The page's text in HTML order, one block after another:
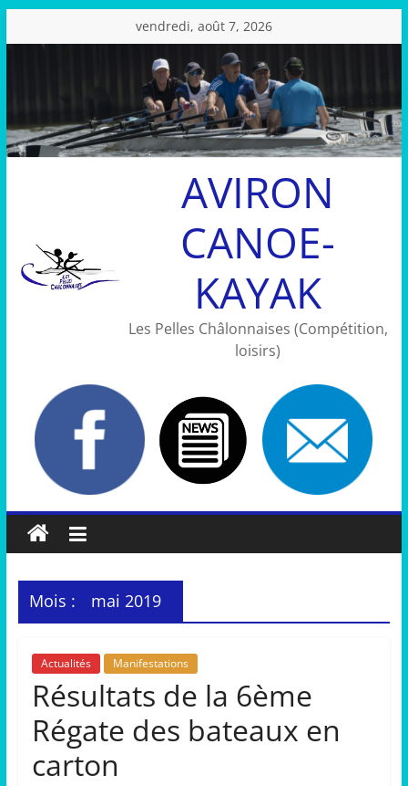
au
vendredi, août 7, 2026
AVIRON
CANOE-
KAYAK
Les Pelles Châlonnaises (Compétition,
loisirs)
Mois : mai 2019
Actualités Manifestations
Résultats de la 6ème
Régate des bateaux en
carton